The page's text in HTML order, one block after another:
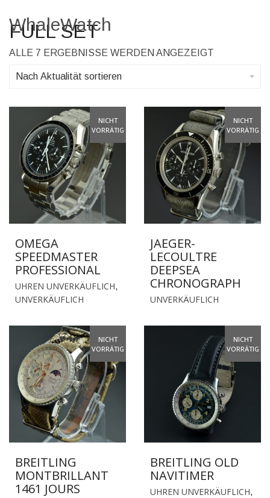
WhaleWatch
FULL SET
ALLE 7 ERGEBNISSE WERDEN ANGEZEIGT
Nach Aktualität sortieren
NICHT
VORRÄTIG
OMEGA
SPEEDMASTER
PROFESSIONAL
UHREN UNVERKÄUFLICH,
UNVERKÄUFLICH
NICHT
VORRÄTIG
JAEGER-
LECOULTRE
DEEPSEA
CHRONOGRAPH
UNVERKÄUFLICH
NICHT
VORRÄTIG
BREITLING
MONTBRILLANT
1461 JOURS
NICHT
VORRÄTIG
BREITLING OLD
NAVITIMER
UHREN UNVERKÄUFLICH,